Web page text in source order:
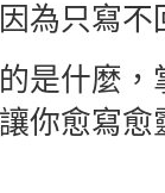
為只寫
是什麼
你愈寫愈